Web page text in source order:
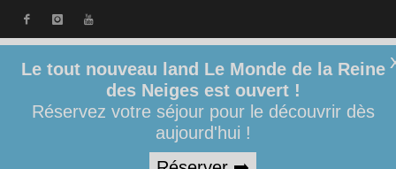
Le tout nouveau land Le Monde de la Reine
des Neiges est ouvert !
Réservez votre séjour pour le découvrir dès
aujourd'hui !